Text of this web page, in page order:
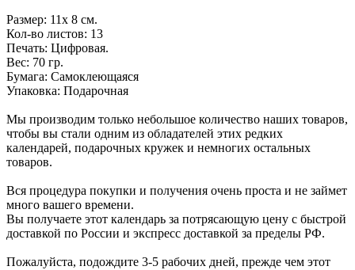
Размер: 11х 8 см.
Кол-во листов: 13
Печать: Цифровая.
Вес: 70 гр.
Бумага: Самоклеющаяся
Упаковка: Подарочная
Мы производим только небольшое количество наших товаров,
чтобы вы стали одним из обладателей этих редких
календарей, подарочных кружек и немногих остальных
товаров.
Вся процедура покупки и получения очень проста и не займет
много вашего времени.
Вы получаете этот календарь за потрясающую цену с быстрой
доставкой по России и экспресс доставкой за пределы РФ.
Пожалуйста, подождите 3-5 рабочих дней, прежде чем этот